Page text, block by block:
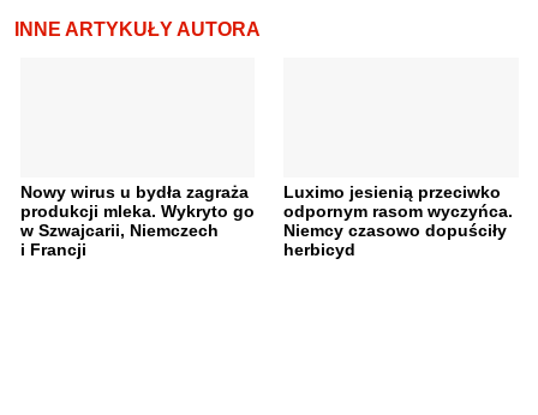
INNE ARTYKUŁY AUTORA
Nowy wirus u bydła zagraża
produkcji mleka. Wykryto go
w Szwajcarii, Niemczech
i Francji
Luximo jesienią przeciwko
odpornym rasom wyczyńca.
Niemcy czasowo dopuściły
herbicyd